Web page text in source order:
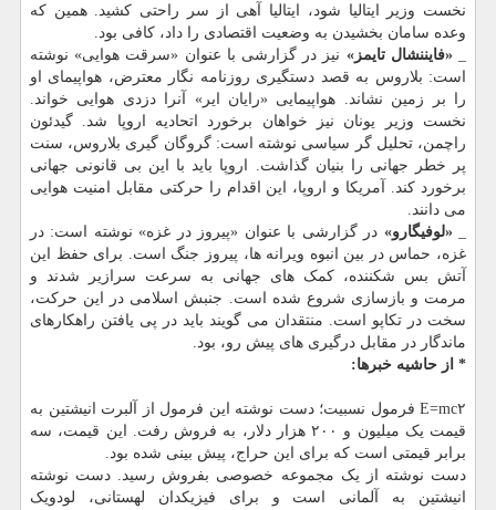
نخست وزیر ایتالیا شود، ایتالیا آهی از سر راحتی کشید. همین که
وعده سامان بخشیدن به وضعیت اقتصادی را داد، کافی بود.
_«فایننشال تایمز» نیز در گزارشی با عنوان «سرقت هوایی» نوشته
است: بلاروس به قصد دستگیری روزنامه نگار معترض، هواپیمای او
را بر زمین نشاند. هواپیمایی «رایان ایر» آنرا دزدی هوایی خواند.
نخست وزیر یونان نیز خواهان برخورد اتحادیه اروپا شد. گیدئون
راچمن، تحلیل گر سیاسی نوشته است: گروگان گیری بلاروس، سنت
پر خطر جهانی را بنیان گذاشت. اروپا باید با این بی قانونی جهانی
برخورد کند. آمریکا و اروپا، این اقدام را حرکتی مقابل امنیت هوایی
می دانند.
_«لوفیگارو» در گزارشی با عنوان «پیروز در غزه» نوشته است: در
غزه، حماس در بین انبوه ویرانه ها، پیروز جنگ است. برای حفظ این
آتش بس شکننده، کمک های جهانی به سرعت سرازیر شدند و
مرمت و بازسازی شروع شده است. جنبش اسلامی در این حرکت،
سخت در تکاپو است. منتقدان می گویند باید در پی یافتن راهکارهای
ماندگار در مقابل درگیری های پیش رو، بود.
* از حاشیه خبرها:
E=mc۲ فرمول نسبیت؛ دست نوشته این فرمول از آلبرت انیشتین به
قیمت یک میلیون و ۲۰۰ هزار دلار، به فروش رفت. این قیمت، سه
برابر قیمتی است که برای این حراج، پیش بینی شده بود.
دست نوشته از یک مجموعه خصوصی بفروش رسید. دست نوشته
انیشتین به آلمانی است و برای فیزیکدان لهستانی، لودویک